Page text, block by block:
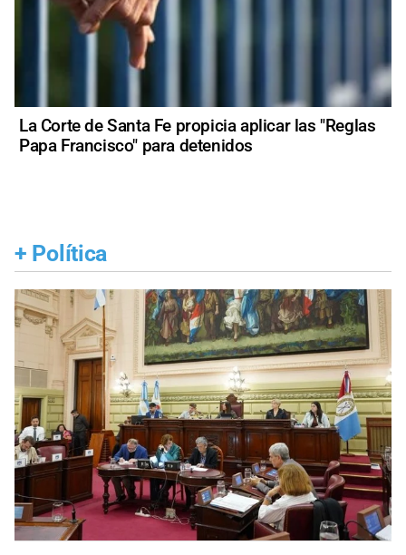
La Corte de Santa Fe propicia aplicar las "Reglas
Papa Francisco" para detenidos
+ Política